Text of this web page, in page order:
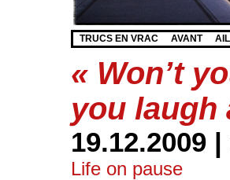
TRUCS EN VRAC AVANT
« Won’t
you laugh
19.12.2009
Life on pause